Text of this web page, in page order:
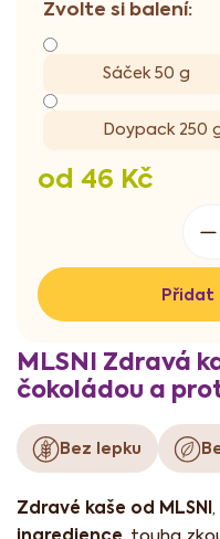
od 46 Kč
Sáček 50 g
Doypack 250
Přidat
MLSNI Zdravá
čokoládou a
Bez lepku
Zdravé kaše od MLSNI